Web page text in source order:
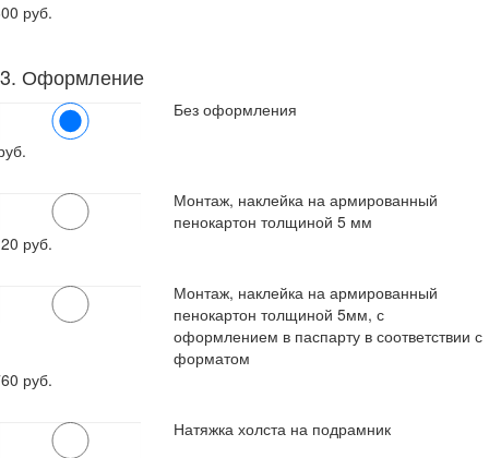
руб.
3. Оформление
Без оформления
Монтаж, наклейка на армированный
пенокартон толщиной 5 мм
руб.
Монтаж, наклейка на армированный
пенокартон толщиной 5мм, с
оформлением в паспарту в соответствии с
форматом
руб.
Натяжка холста на подрамник